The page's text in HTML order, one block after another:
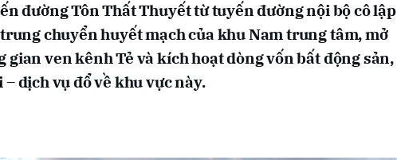
đường Tôn Thất Thuyết từ tuyến đường nội bộ cô lập
chuyển huyết mạch của khu Nam trung tâm, mở
gian ven kênh Tẻ và kích hoạt dòng vốn bất động sản,
dịch vụ đổ về khu vực này.